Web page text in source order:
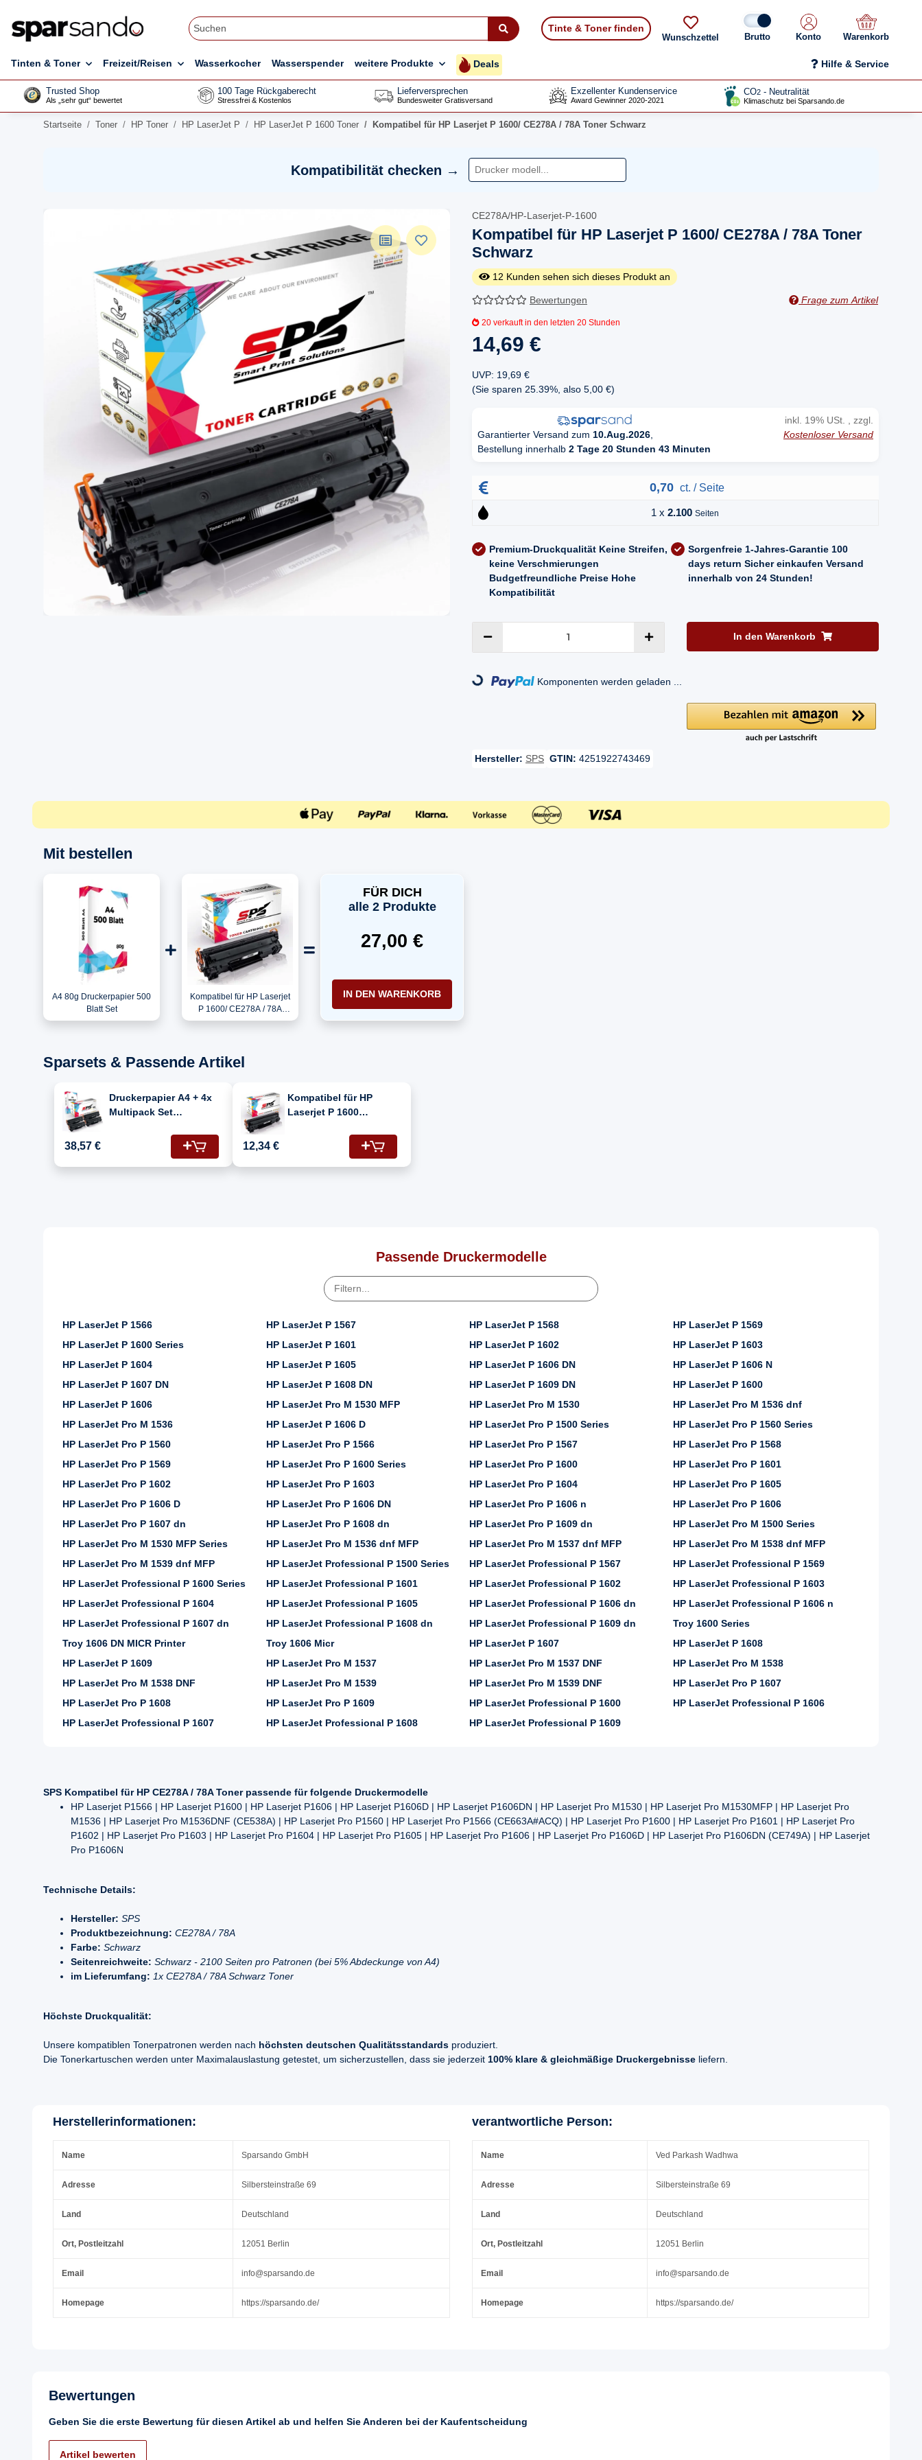
Tinte & Toner finden
Wunschzettel Konto Warenkorb
Tinten & Toner Freizeit/Reisen Wasserkocher Wasserspender weitere Produkte Deals Hilfe & Service
Trusted Shop
Als „sehr gut“ bewertet
100 Tage Rückgaberecht
Stressfrei & Kostenlos
Lieferversprechen
Bundesweiter Gratisversand
Exzellenter Kundenservice
Award Gewinner 2020-2021
CO2 - Neutralität
Klimaschutz bei Sparsando.de
Startseite Toner HP Toner HP LaserJet P HP LaserJet P 1600 Toner Kompatibel für HP Laserjet P 1600/ CE278A / 78A Toner Schwarz
Kompatibilität checken →
CE278A/HP-Laserjet-P-1600
Kompatibel für HP Laserjet P 1600/ CE278A / 78A Toner
Schwarz
12 Kunden sehen sich dieses Produkt an
Bewertungen Frage zum Artikel
20 verkauft in den letzten 20 Stunden
14,69 €
UVP: 19,69 €
(Sie sparen 25.39% , also 5,00 €)
Garantierter Versand zum 10.Aug.2026,
Bestellung innerhalb 2 Tage 20 Stunden 43 Minuten
inkl. 19% USt. , zzgl.
Kostenloser Versand
0,70 ct. / Seite
1 x 2.100 Seiten
Premium-Druckqualität Keine Streifen,
keine Verschmierungen
Budgetfreundliche Preise Hohe
Kompatibilität
Sorgenfreie 1-Jahres-Garantie 100
days return Sicher einkaufen Versand
innerhalb von 24 Stunden!
In den Warenkorb
Loading... Komponenten werden geladen ...
Hersteller: SPS GTIN: 4251922743469
Mit bestellen
A4 80g Druckerpapier 500
Blatt Set
Kompatibel für HP Laserjet
P 1600/ CE278A / 78A
Toner Schwarz
FÜR DICH
alle 2 Produkte
27,00 €
IN DEN WARENKORB
Sparsets & Passende Artikel
Druckerpapier A4 + 4x
Multipack Set
Laserjet P 1600
(CE278A/78A) Toner
Schwarz
38,57 €
Kompatibel für HP
Laserjet P 1600
Kartusche Schwarz
12,34 €
Passende Druckermodelle
HP LaserJet P 1566 HP LaserJet P 1567 HP LaserJet P 1568
HP LaserJet P 1569
HP LaserJet P 1600 Series
HP LaserJet P 1601 HP LaserJet P 1602
HP LaserJet P 1603
HP LaserJet P 1604
HP LaserJet P 1605 HP LaserJet P 1606 DN
HP LaserJet P 1606 N
HP LaserJet P 1607 DN
HP LaserJet P 1608 DN HP LaserJet P 1609 DN
HP LaserJet P 1600
HP LaserJet P 1606
HP LaserJet Pro M 1530 MFP HP LaserJet Pro M 1530
HP LaserJet Pro M 1536 dnf
HP LaserJet Pro M 1536
HP LaserJet P 1606 D HP LaserJet Pro P 1500 Series
HP LaserJet Pro P 1560 Series
HP LaserJet Pro P 1560
HP LaserJet Pro P 1566 HP LaserJet Pro P 1567
HP LaserJet Pro P 1568
HP LaserJet Pro P 1569
HP LaserJet Pro P 1600 Series HP LaserJet Pro P 1600
HP LaserJet Pro P 1601
HP LaserJet Pro P 1602
HP LaserJet Pro P 1603 HP LaserJet Pro P 1604
HP LaserJet Pro P 1605
HP LaserJet Pro P 1606 D
HP LaserJet Pro P 1606 DN HP LaserJet Pro P 1606 n
HP LaserJet Pro P 1606
HP LaserJet Pro P 1607 dn
HP LaserJet Pro P 1608 dn HP LaserJet Pro P 1609 dn
HP LaserJet Pro M 1500 Series
HP LaserJet Pro M 1530 MFP Series
HP LaserJet Pro M 1536 dnf MFP HP LaserJet Pro M 1537 dnf MFP
HP LaserJet Pro M 1538 dnf MFP
HP LaserJet Pro M 1539 dnf MFP
HP LaserJet Professional P 1500 Series HP LaserJet Professional P 1567
HP LaserJet Professional P 1569
HP LaserJet Professional P 1600 Series
HP LaserJet Professional P 1601 HP LaserJet Professional P 1602
HP LaserJet Professional P 1603
HP LaserJet Professional P 1604
HP LaserJet Professional P 1605 HP LaserJet Professional P 1606 dn
HP LaserJet Professional P 1606 n
HP LaserJet Professional P 1607 dn
HP LaserJet Professional P 1608 dn HP LaserJet Professional P 1609 dn
Troy 1600 Series
Troy 1606 DN MICR Printer
Troy 1606 Micr HP LaserJet P 1607
HP LaserJet P 1608
HP LaserJet P 1609
HP LaserJet Pro M 1537 HP LaserJet Pro M 1537 DNF
HP LaserJet Pro M 1538
HP LaserJet Pro M 1538 DNF
HP LaserJet Pro M 1539 HP LaserJet Pro M 1539 DNF
HP LaserJet Pro P 1607
HP LaserJet Pro P 1608
HP LaserJet Pro P 1609 HP LaserJet Professional P 1600
HP LaserJet Professional P 1606
HP LaserJet Professional P 1607
HP LaserJet Professional P 1608 HP LaserJet Professional P 1609
SPS Kompatibel für HP CE278A / 78A Toner passende für folgende Druckermodelle
HP Laserjet P1566 | HP Laserjet P1600 | HP Laserjet P1606 | HP Laserjet P1606D | HP Laserjet P1606DN | HP Laserjet Pro M1530 | HP Laserjet Pro M1530MFP | HP Laserjet Pro
M1536 | HP Laserjet Pro M1536DNF (CE538A) | HP Laserjet Pro P1560 | HP Laserjet Pro P1566 (CE663A#ACQ) | HP Laserjet Pro P1600 | HP Laserjet Pro P1601 | HP Laserjet Pro
P1602 | HP Laserjet Pro P1603 | HP Laserjet Pro P1604 | HP Laserjet Pro P1605 | HP Laserjet Pro P1606 | HP Laserjet Pro P1606D | HP Laserjet Pro P1606DN (CE749A) | HP Laserjet
Pro P1606N
Technische Details:
Hersteller: SPS
Produktbezeichnung: CE278A / 78A
Farbe: Schwarz
Seitenreichweite: Schwarz - 2100 Seiten pro Patronen (bei 5% Abdeckunge von A4)
im Lieferumfang: 1x CE278A / 78A Schwarz Toner
Höchste Druckqualität:
Unsere kompatiblen Tonerpatronen werden nach höchsten deutschen Qualitätsstandards produziert.
Die Tonerkartuschen werden unter Maximalauslastung getestet, um sicherzustellen, dass sie jederzeit 100% klare & gleichmäßige Druckergebnisse liefern.
Herstellerinformationen:
Name Sparsando GmbH
Adresse Silbersteinstraße 69
Land Deutschland
Ort, Postleitzahl 12051 Berlin
Email info@sparsando.de
Homepage https://sparsando.de/
verantwortliche Person:
Name Ved Parkash Wadhwa
Adresse Silbersteinstraße 69
Land Deutschland
Ort, Postleitzahl 12051 Berlin
Email info@sparsando.de
Homepage https://sparsando.de/
Bewertungen
Geben Sie die erste Bewertung für diesen Artikel ab und helfen Sie Anderen bei der Kaufentscheidung
Artikel bewerten